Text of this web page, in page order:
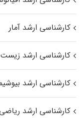
کارشناسی ارشد آمار
کارشناسی ارشد
کارشناسی ارشد
کارشناسی ارشد